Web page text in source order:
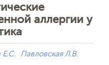
аллергии у
Е.С. Павловская Л.В.